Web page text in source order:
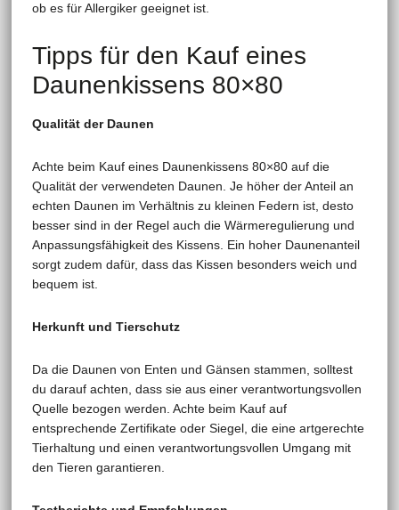
ob es für Allergiker geeignet ist.
Tipps für den Kauf eines
Daunenkissens 80×80
Qualität der Daunen
Achte beim Kauf eines Daunenkissens 80×80 auf die
Qualität der verwendeten Daunen. Je höher der Anteil an
echten Daunen im Verhältnis zu kleinen Federn ist, desto
besser sind in der Regel auch die Wärmeregulierung und
Anpassungsfähigkeit des Kissens. Ein hoher Daunenanteil
sorgt zudem dafür, dass das Kissen besonders weich und
bequem ist.
Herkunft und Tierschutz
Da die Daunen von Enten und Gänsen stammen, solltest
du darauf achten, dass sie aus einer verantwortungsvollen
Quelle bezogen werden. Achte beim Kauf auf
entsprechende Zertifikate oder Siegel, die eine artgerechte
Tierhaltung und einen verantwortungsvollen Umgang mit
den Tieren garantieren.